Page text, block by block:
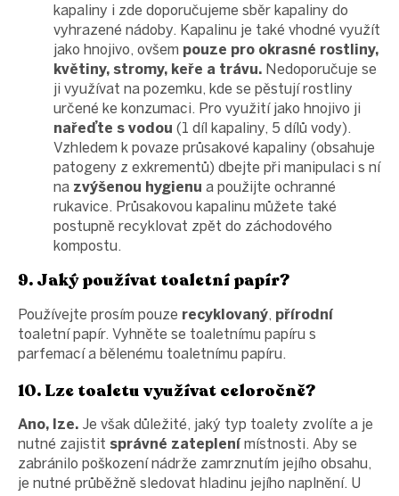
kapaliny i zde doporučujeme sběr kapaliny do
vyhrazené nádoby. Kapalinu je také vhodné využít
jako hnojivo, ovšem pouze pro okrasné rostliny,
květiny, stromy, keře a trávu. Nedoporučuje se
ji využívat na pozemku, kde se pěstují rostliny
určené ke konzumaci. Pro využití jako hnojivo ji
nařeďte s vodou (1 díl kapaliny, 5 dílů vody).
Vzhledem k povaze průsakové kapaliny (obsahuje
patogeny z exkrementů) dbejte při manipulaci s ní
na zvýšenou hygienu a použijte ochranné
rukavice. Průsakovou kapalinu můžete také
postupně recyklovat zpět do záchodového
kompostu.
9. Jaký používat toaletní papír?
Používejte prosím pouze recyklovaný, přírodní
toaletní papír. Vyhněte se toaletnímu papíru s
parfemací a bělenému toaletnímu papíru.
10. Lze toaletu využívat celoročně?
Ano, lze. Je však důležité, jaký typ toalety zvolíte a je
nutné zajistit správné zateplení místnosti. Aby se
zabránilo poškození nádrže zamrznutím jejího obsahu,
je nutné průběžně sledovat hladinu jejího naplnění. U